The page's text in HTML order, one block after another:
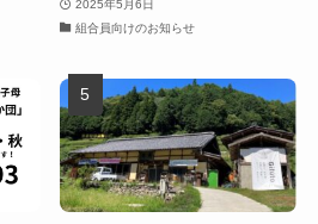
2025年5月6日
組合員向けのお知らせ